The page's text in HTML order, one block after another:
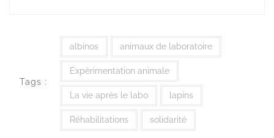
Tags :
albinos animaux de laboratoire
Expérimentation animale
La vie après le labo lapins
Réhabilitations solidarité